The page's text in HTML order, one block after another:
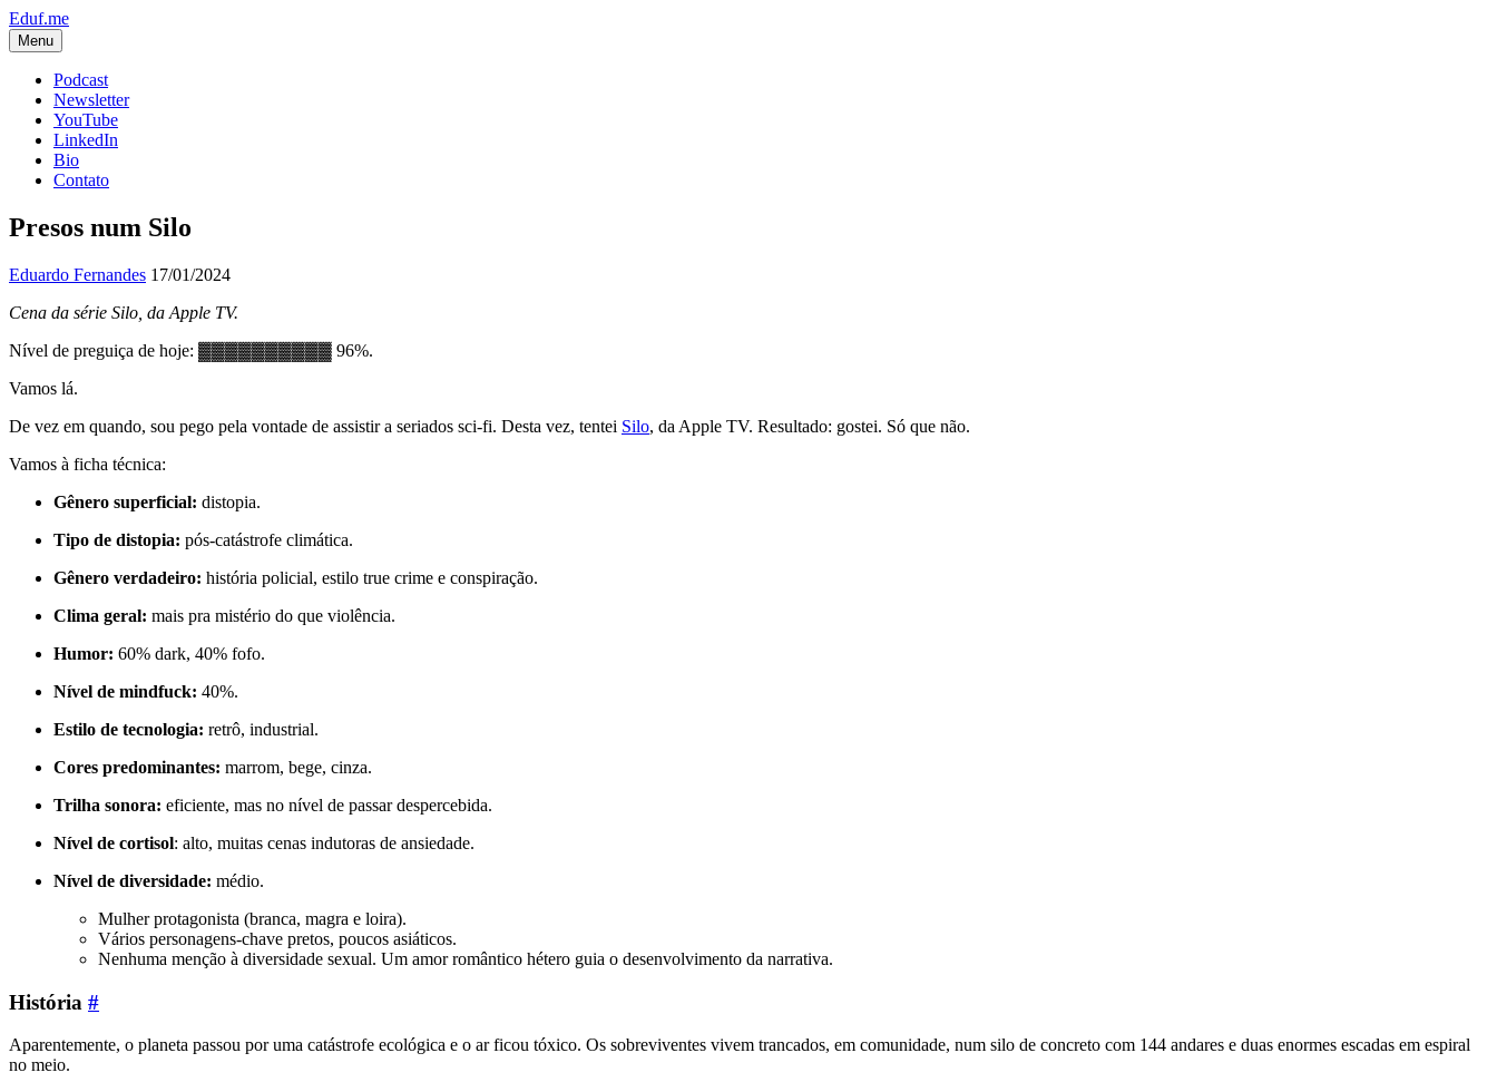
Eduf.me
Menu
Podcast
Newsletter
YouTube
LinkedIn
Bio
Contato
Presos num Silo
Eduardo Fernandes 17/01/2024
Cena da série Silo, da Apple TV.
Nível de preguiça de hoje: ▓▓▓▓▓▓▓▓▓▓ 96%.
Vamos lá.
De vez em quando, sou pego pela vontade de assistir a seriados sci-fi. Desta vez, tentei Silo, da Apple TV. Resultado: gostei. Só que não.
Vamos à ficha técnica:
Gênero superficial: distopia.
Tipo de distopia: pós-catástrofe climática.
Gênero verdadeiro: história policial, estilo true crime e conspiração.
Clima geral: mais pra mistério do que violência.
Humor: 60% dark, 40% fofo.
Nível de mindfuck: 40%.
Estilo de tecnologia: retrô, industrial.
Cores predominantes: marrom, bege, cinza.
Trilha sonora: eficiente, mas no nível de passar despercebida.
Nível de cortisol: alto, muitas cenas indutoras de ansiedade.
Nível de diversidade: médio.
Mulher protagonista (branca, magra e loira).
Vários personagens-chave pretos, poucos asiáticos.
Nenhuma menção à diversidade sexual. Um amor romântico hétero guia o desenvolvimento da narrativa.
História #
Aparentemente, o planeta passou por uma catástrofe ecológica e o ar ficou tóxico. Os sobreviventes vivem trancados, em comunidade, num silo de concreto com 144 andares e duas enormes escadas em espiral
no meio.